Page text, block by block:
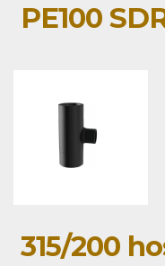
PE100
315/200